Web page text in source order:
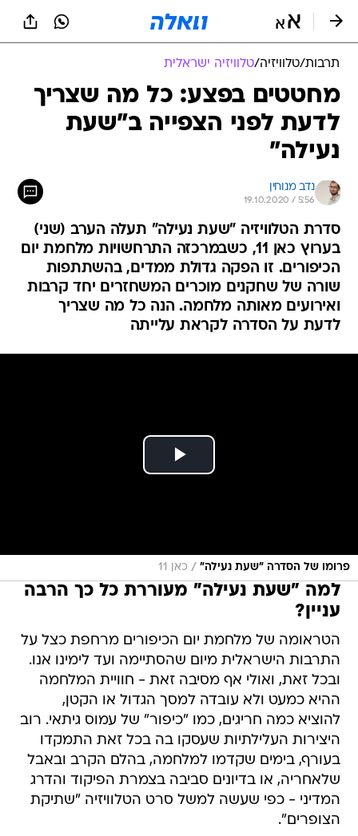
תרבות/טלוויזיה/טלוויזיה ישראלית
מחטטים בפצע: כל מה שצריך
לדעת לפני הצפייה ב"שעת
נעילה"
נדב מנוחין
19.10.2020 / 5:56
סדרת הטלוויזיה "שעת נעילה" תעלה הערב (שני)
בערוץ כאן 11, כשבמרכזה התרחשויות מלחמת יום
הכיפורים. זו הפקה גדולת ממדים, בהשתתפות
שורה של שחקנים מוכרים המשחזרים יחד קרבות
ואירועים מאותה מלחמה. הנה כל מה שצריך
לדעת על הסדרה לקראת עלייתה
פרומו של הסדרה "שעת נעילה" / כאן 11
למה "שעת נעילה" מעוררת כל כך הרבה
עניין?
הטראומה של מלחמת יום הכיפורים מרחפת כצל על
התרבות הישראלית מיום שהסתיימה ועד לימינו אנו.
ובכל זאת, ואולי אף מסיבה זאת - חוויית המלחמה
ההיא כמעט ולא עובדה למסך הגדול או הקטן,
להוציא כמה חריגים, כמו "כיפור" של עמוס גיתאי. רוב
היצירות העלילתיות שעסקו בה בכל זאת התמקדו
בעורף, בימים שקדמו למלחמה, בהלם הקרב ובאבל
שלאחריה, או בדיונים סביבה בצמרת הפיקוד והדרג
המדיני - כפי שעשה למשל סרט הטלוויזיה "שתיקת
הצופרים".